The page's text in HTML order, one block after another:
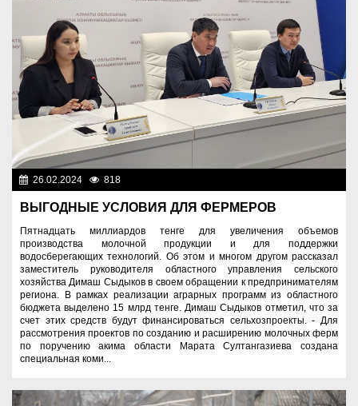
26.02.2024 818
ВЫГОДНЫЕ УСЛОВИЯ ДЛЯ ФЕРМЕРОВ
Пятнадцать миллиардов тенге для увеличения объемов
производства молочной продукции и для поддержки
водосберегающих технологий. Об этом и многом другом рассказал
заместитель руководителя областного управления сельского
хозяйства Димаш Сыдыков в своем обращении к предпринимателям
региона. В рамках реализации аграрных программ из областного
бюджета выделено 15 млрд тенге. Димаш Сыдыков отметил, что за
счет этих средств будут финансироваться сельхозпроекты. - Для
рассмотрения проектов по созданию и расширению молочных ферм
по поручению акима области Марата Султангазиева создана
специальная коми...